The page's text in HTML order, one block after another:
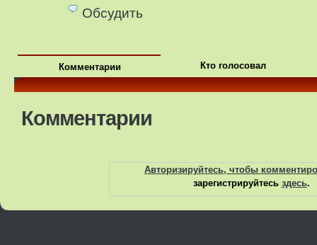
Обсудить
Комментарии Кто голосовал
Комментарии
Авторизируйтесь, чтобы
зарегистрируйтесь здесь.